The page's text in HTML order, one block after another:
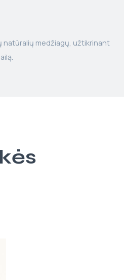
natūralių medžiagų, užtikrinant